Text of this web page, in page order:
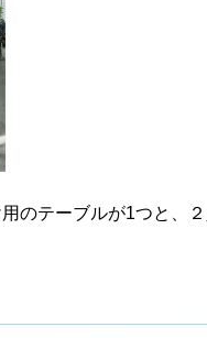
のテーブルが1つと、